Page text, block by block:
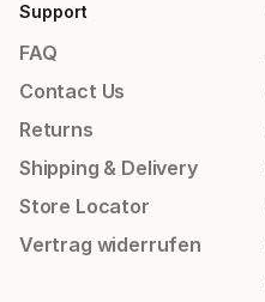
Support
FAQ
Contact Us
Returns
Shipping & Delivery
Store Locator
Vertrag widerrufen